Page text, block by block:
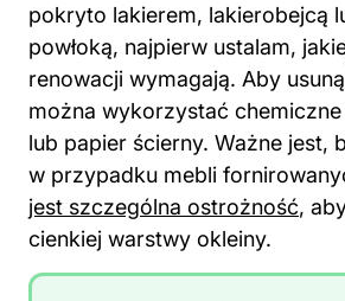
pokryto lakierem, lakierobejcą
powłoką, najpierw ustalam,
renowacji wymagają. Aby
można wykorzystać
lub papier ścierny. Ważne jest,
w przypadku mebli
jest szczególna ostrożność,
cienkiej warstwy okleiny.